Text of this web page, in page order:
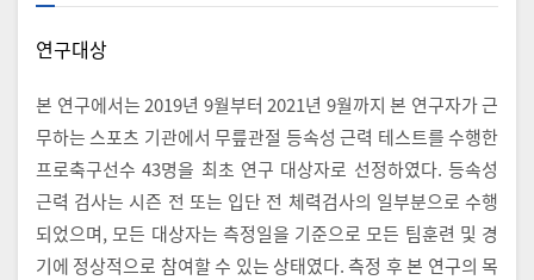
연구대상
본 연구에서는 2019년 9월부터 2021년 9월까지 본 연구자가 근
무하는 스포츠 기관에서 무릎관절 등속성 근력 테스트를 수행한
프로축구선수 43명을 최초 연구 대상자로 선정하였다. 등속성
근력 검사는 시즌 전 또는 입단 전 체력검사의 일부분으로 수행
되었으며, 모든 대상자는 측정일을 기준으로 모든 팀훈련 및 경
기에 정상적으로 참여할 수 있는 상태였다. 측정 후 본 연구의 목